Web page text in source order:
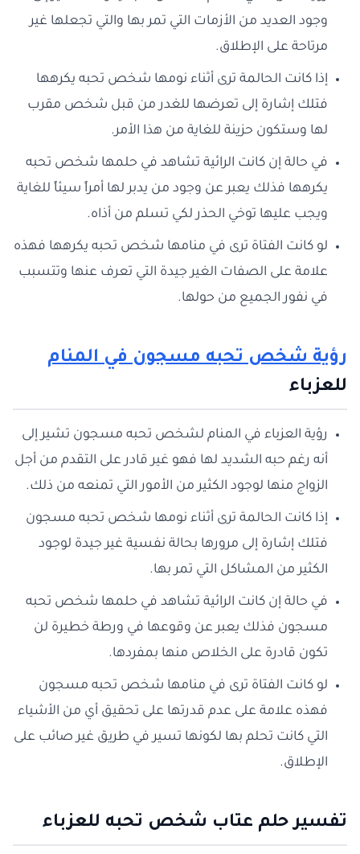
وجود العديد من الأزمات التي تمر بها والتي تجعلها غير
مرتاحة على الإطلاق.
إذا كانت الحالمة ترى أثناء نومها شخص تحبه يكرهها
فتلك إشارة إلى تعرضها للغدر من قبل شخص مقرب
لها وستكون حزينة للغاية من هذا الأمر.
في حالة إن كانت الرائية تشاهد في حلمها شخص تحبه
يكرهها فذلك يعبر عن وجود من يدبر لها أمراً سيئاً للغاية
ويجب عليها توخي الحذر لكي تسلم من أذاه.
لو كانت الفتاة ترى في منامها شخص تحبه يكرهها فهذه
علامة على الصفات الغير جيدة التي تعرف عنها وتتسبب
في نفور الجميع من حولها.
رؤية شخص تحبه مسجون في المنام
للعزباء
رؤية العزباء في المنام لشخص تحبه مسجون تشير إلى
أنه رغم حبه الشديد لها فهو غير قادر على التقدم من أجل
الزواج منها لوجود الكثير من الأمور التي تمنعه من ذلك.
إذا كانت الحالمة ترى أثناء نومها شخص تحبه مسجون
فتلك إشارة إلى مرورها بحالة نفسية غير جيدة لوجود
الكثير من المشاكل التي تمر بها.
في حالة إن كانت الرائية تشاهد في حلمها شخص تحبه
مسجون فذلك يعبر عن وقوعها في ورطة خطيرة لن
تكون قادرة على الخلاص منها بمفردها.
لو كانت الفتاة ترى في منامها شخص تحبه مسجون
فهذه علامة على عدم قدرتها على تحقيق أي من الأشياء
التي كانت تحلم بها لكونها تسير في طريق غير صائب على
الإطلاق.
تفسير حلم عتاب شخص تحبه للعزباء